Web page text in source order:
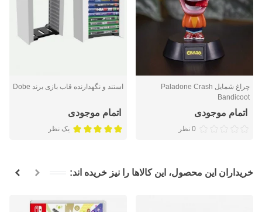
چراغ شمایل Paladone Crash
Bandicoot
اتمام موجودی
0 نظر
استند و نگهدارنده قاب بازی برند Dobe
اتمام موجودی
یک نظر
خریداران این محصول، این کالاها را نیز خریده اند: